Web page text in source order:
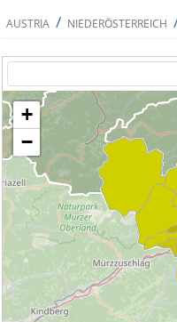
AUSTRIA / NIEDERÖSTERREICH